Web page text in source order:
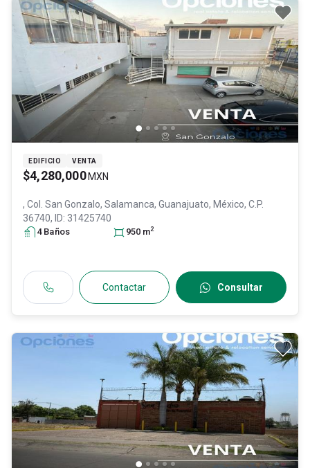
EDIFICIO VENTA
$4,280,000 MXN
, Col. San Gonzalo, Salamanca, Guanajuato, México, C.P.
36740, ID: 31425740
4 Baños 950 m2
Contactar Consultar